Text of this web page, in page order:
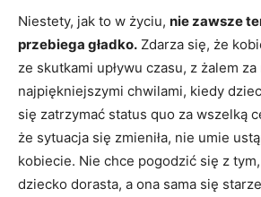
Niestety, jak to w życiu, nie zawsze
przebiega gładko. Zdarza się, że
ze skutkami upływu czasu, z żalem za
najpiękniejszymi chwilami, kiedy
się zatrzymać status quo za wszelką
że sytuacja się zmieniła, nie umie
kobiecie. Nie chce pogodzić się z
dziecko dorasta, a ona sama się